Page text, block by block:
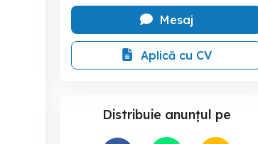
Mesaj
Aplică cu CV
Distribuie anunțul pe